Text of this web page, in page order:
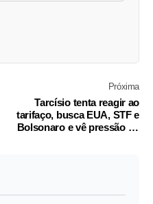
Próxima
Tarcísio tenta reagir ao
tarifaço, busca EUA, STF e
Bolsonaro e vê pressão de